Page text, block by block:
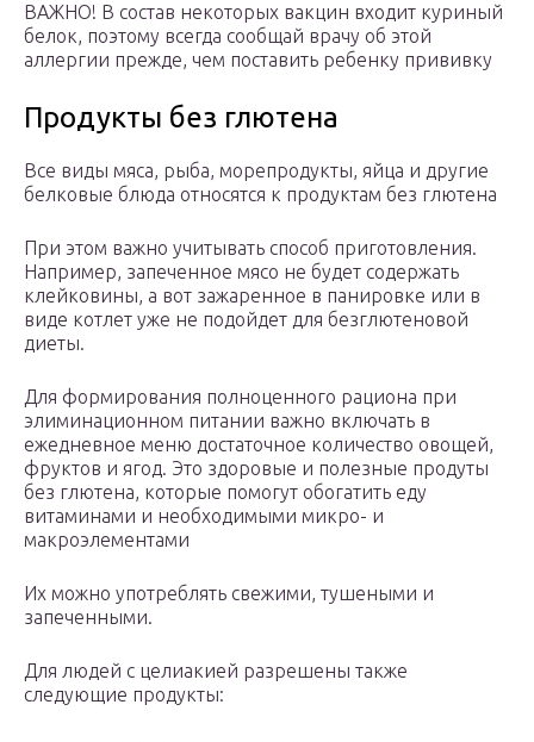
ВАЖНО! В состав некоторых вакцин входит куриный
белок, поэтому всегда сообщай врачу об этой
аллергии прежде, чем поставить ребенку прививку
Продукты без глютена
Все виды мяса, рыба, морепродукты, яйца и другие
белковые блюда относятся к продуктам без глютена
При этом важно учитывать способ приготовления.
Например, запеченное мясо не будет содержать
клейковины, а вот зажаренное в панировке или в
виде котлет уже не подойдет для безглютеновой
диеты.
Для формирования полноценного рациона при
элиминационном питании важно включать в
ежедневное меню достаточное количество овощей,
фруктов и ягод. Это здоровые и полезные продуты
без глютена, которые помогут обогатить еду
витаминами и необходимыми микро- и
макроэлементами
Их можно употреблять свежими, тушеными и
запеченными.
Для людей с целиакией разрешены также
следующие продукты: